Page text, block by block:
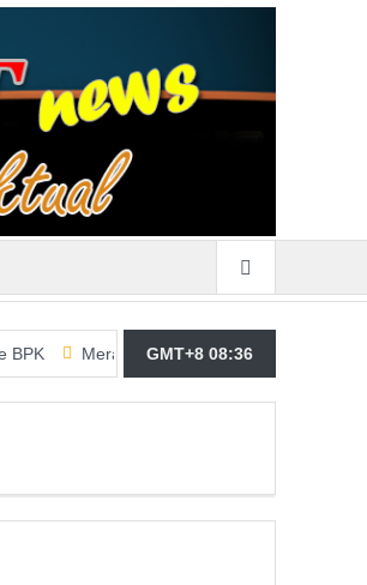
Merasa Terpangil, GMBI Wilter Sulut Siap
GMT+8 08:36